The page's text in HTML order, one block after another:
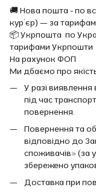
🚚 Нова пошта - по
кур’єр) — за
📦 Укрпошта по
тарифами Укрпошти
На рахунок ФОП
Ми дбаємо про
У разі
під час
повернення.
Повернення та
відповідно до
споживачів» (за
збережено
Доставка при